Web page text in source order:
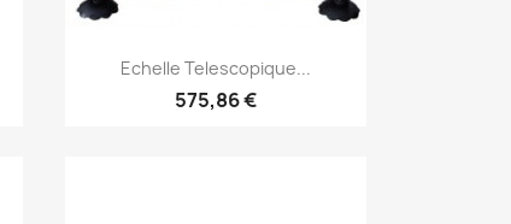
Aperçu rapide
Echelle Telescopique...
575,86 €